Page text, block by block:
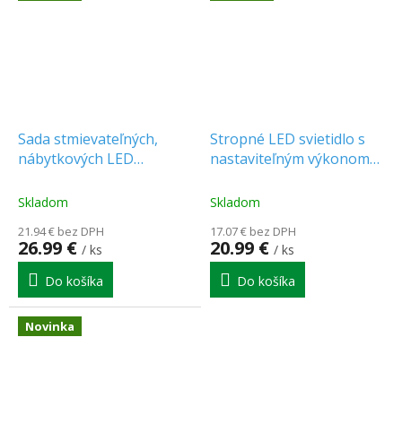
Sada stmievateľných,
nábytkových LED
3x30cm [WO218]
Skladom
21.94 € bez DPH
26.99 € / ks
Do košíka
Stropné LED svietidlo s
nastaviteľným výkonom
CCT, IP54, Ø48cm
Skladom
17.07 € bez DPH
20.99 € / ks
Do košíka
Novinka